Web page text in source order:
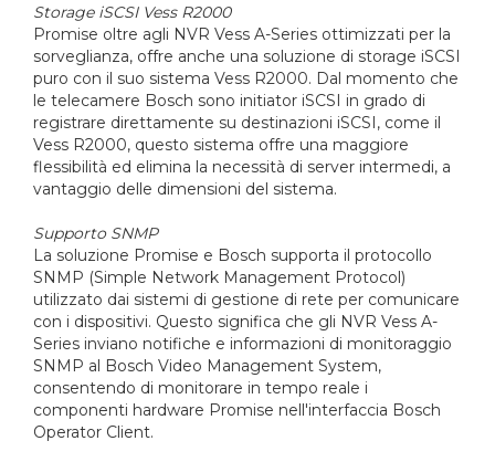
Storage iSCSI Vess R2000
Promise oltre agli NVR Vess A-Series ottimizzati per la
sorveglianza, offre anche una soluzione di storage iSCSI
puro con il suo sistema Vess R2000. Dal momento che
le telecamere Bosch sono initiator iSCSI in grado di
registrare direttamente su destinazioni iSCSI, come il
Vess R2000, questo sistema offre una maggiore
flessibilità ed elimina la necessità di server intermedi, a
vantaggio delle dimensioni del sistema.
Supporto SNMP
La soluzione Promise e Bosch supporta il protocollo
SNMP (Simple Network Management Protocol)
utilizzato dai sistemi di gestione di rete per comunicare
con i dispositivi. Questo significa che gli NVR Vess A-
Series inviano notifiche e informazioni di monitoraggio
SNMP al Bosch Video Management System,
consentendo di monitorare in tempo reale i
componenti hardware Promise nell'interfaccia Bosch
Operator Client.